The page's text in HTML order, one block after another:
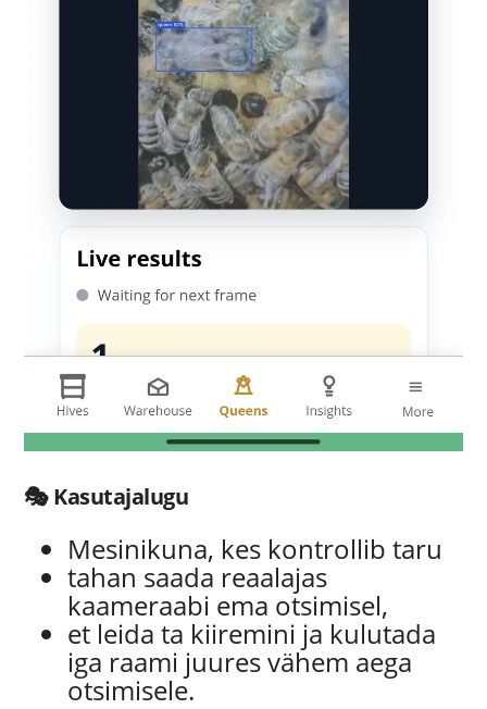
🎭 Kasutajalugu
Mesinikuna, kes kontrollib taru
tahan saada reaalajas
kaameraabi ema otsimisel,
et leida ta kiiremini ja kulutada
iga raami juures vähem aega
otsimisele.